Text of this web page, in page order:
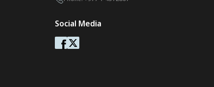
Social Media